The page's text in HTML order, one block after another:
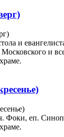
и
и
еп.